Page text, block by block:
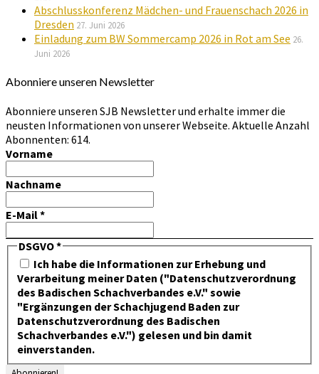
Abschlusskonferenz Mädchen- und Frauenschach 2026 in
Dresden 27. Juni 2026
Einladung zum BW Sommercamp 2026 in Rot am See 26.
Juni 2026
Abonniere unseren Newsletter
Abonniere unseren SJB Newsletter und erhalte immer die
neusten Informationen von unserer Webseite. Aktuelle Anzahl
Abonnenten: 614.
Vorname
Nachname
E-Mail*
DSGVO*
Ich habe die Informationen zur Erhebung und
Verarbeitung meiner Daten ("Datenschutzverordnung
des Badischen Schachverbandes e.V." sowie
"Ergänzungen der Schachjugend Baden zur
Datenschutzverordnung des Badischen
Schachverbandes e.V.") gelesen und bin damit
einverstanden.